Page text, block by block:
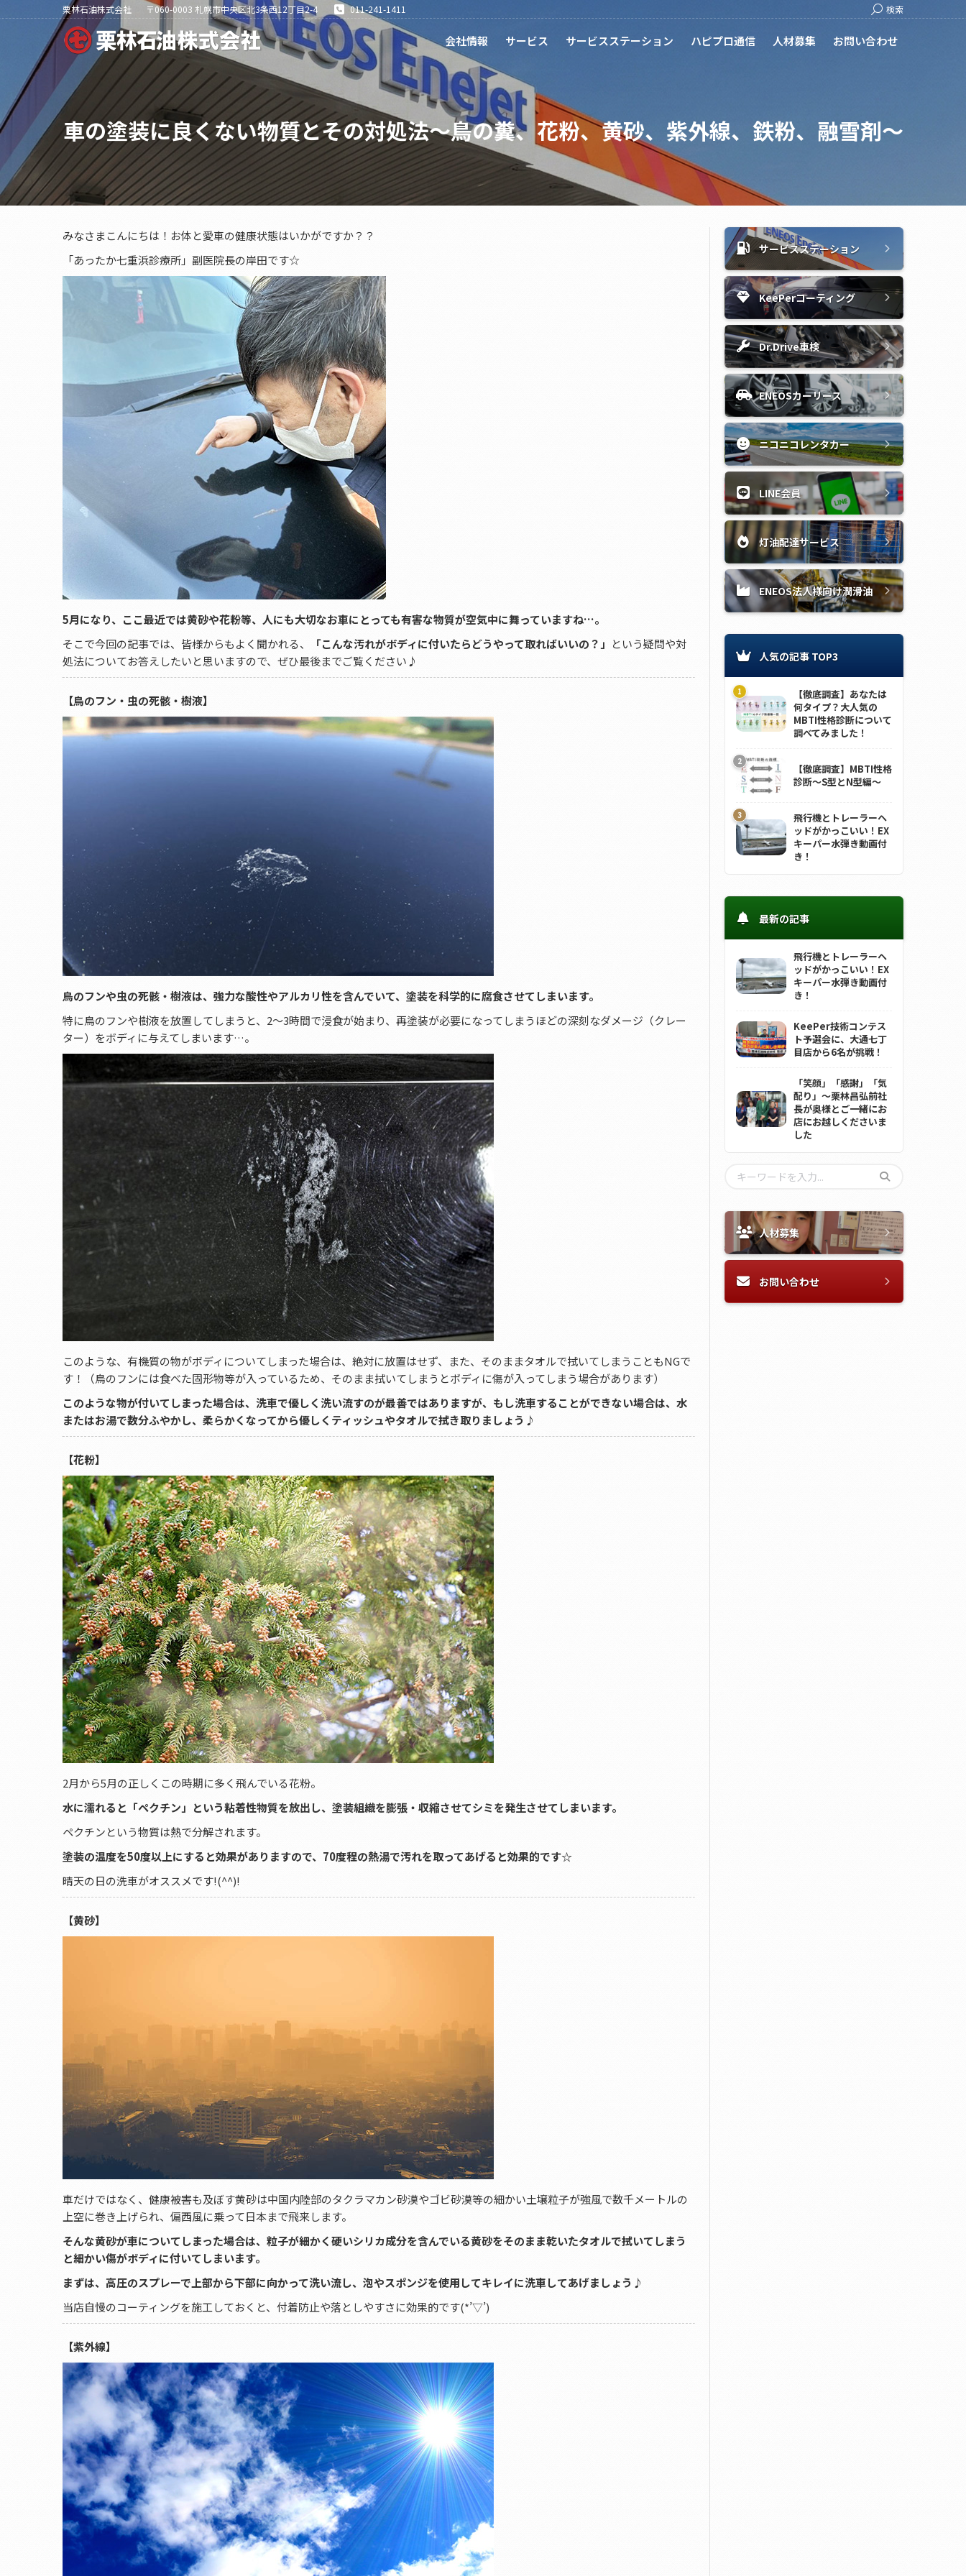
栗林石油株式会社 〒060-0003 札幌市中央区北3条西12丁目2-4 011-241-1411 Search:
検索
会社情報 サービス サービスステーション ハピプロ通信 人材募集 お問い合わせ
車の塗装に良くない物質とその対処法～鳥の糞、花粉、黄砂、紫外線、鉄粉、融雪剤～
みなさまこんにちは！お体と愛車の健康状態はいかがですか？？
「あったか七重浜診療所」副医院長の岸田です☆
5月になり、ここ最近では黄砂や花粉等、人にも大切なお車にとっても有害な物質が空気中に舞っていますね…。
そこで今回の記事では、皆様からもよく聞かれる、
「こんな汚れがボディに付いたらどうやって取ればいいの？」 という疑問や対
処法についてお答えしたいと思いますので、ぜひ最後までご覧ください♪
【鳥のフン・虫の死骸・樹液】
鳥のフンや虫の死骸・樹液は、強力な酸性やアルカリ性を含んでいて、塗装を科学的に腐食させてしまいます。
特に鳥のフンや樹液を放置してしまうと、2～3時間で浸食が始まり、再塗装が必要になってしまうほどの深刻なダメージ（クレー
ター）をボディに与えてしまいます…。
このような、有機質の物がボディについてしまった場合は、絶対に放置はせず、また、そのままタオルで拭いてしまうこともNGで
す！（鳥のフンには食べた固形物等が入っているため、そのまま拭いてしまうとボディに傷が入ってしまう場合があります）
このような物が付いてしまった場合は、洗車で優しく洗い流すのが最善ではありますが、もし洗車することができない場合は、水
またはお湯で数分ふやかし、柔らかくなってから優しくティッシュやタオルで拭き取りましょう♪
【花粉】
2月から5月の正しくこの時期に多く飛んでいる花粉。
水に濡れると「ペクチン」という粘着性物質を放出し、塗装組織を膨張・収縮させてシミを発生させてしまいます。
ペクチンという物質は熱で分解されます。
塗装の温度を50度以上にすると効果がありますので、70度程の熱湯で汚れを取ってあげると効果的です☆
晴天の日の洗車がオススメです!(^^)!
【黄砂】
車だけではなく、健康被害も及ぼす黄砂は中国内陸部のタクラマカン砂漠やゴビ砂漠等の細かい土壌粒子が強風で数千メートルの
上空に巻き上げられ、偏西風に乗って日本まで飛来します。
そんな黄砂が車についてしまった場合は、粒子が細かく硬いシリカ成分を含んでいる黄砂をそのまま乾いたタオルで拭いてしまう
と細かい傷がボディに付いてしまいます。
まずは、高圧のスプレーで上部から下部に向かって洗い流し、泡やスポンジを使用してキレイに洗車してあげましょう♪
当店自慢のコーティングを施工しておくと、付着防止や落としやすさに効果的です(*’▽’)
【紫外線】
サービスステーション
KeePerコーティング
Dr.Drive車検
ENEOSカーリース
ニコニコレンタカー
LINE会員
灯油配達サービス
ENEOS法人様向け潤滑油
人気の記事 TOP3
【徹底調査】あなたは
何タイプ？大人気の
MBTI性格診断について
調べてみました！
【徹底調査】MBTI性格
診断～S型とN型編～
飛行機とトレーラーヘ
ッドがかっこいい！EX
キーパー水弾き動画付
き！
最新の記事
飛行機とトレーラーヘ
ッドがかっこいい！EX
キーパー水弾き動画付
き！
KeePer技術コンテス
ト予選会に、大通七丁
目店から6名が挑戦！
「笑顔」「感謝」「気
配り」～栗林昌弘前社
長が奥様とご一緒にお
店にお越しくださいま
した
人材募集
お問い合わせ